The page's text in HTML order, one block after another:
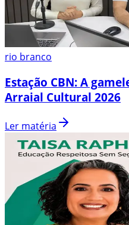
rio branco
Estação CBN: A
Arraial Cultural 2026
Ler matéria